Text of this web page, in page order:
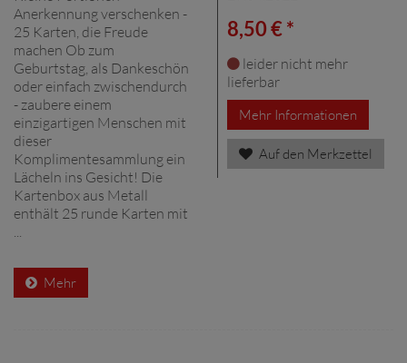
Anerkennung verschenken -
25 Karten, die Freude
machen Ob zum
Geburtstag, als Dankeschön
oder einfach zwischendurch
- zaubere einem
einzigartigen Menschen mit
dieser
Komplimentesammlung ein
Lächeln ins Gesicht! Die
Kartenbox aus Metall
enthält 25 runde Karten mit
Mehr
8,50 € *
leider nicht mehr
lieferbar
Mehr Informationen
Auf den Merkzettel